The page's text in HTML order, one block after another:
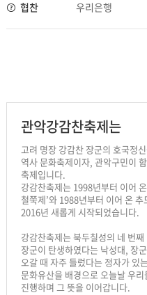
협찬
우리은행
관악강감찬축제는
고려 명장 강감찬 장군의 호국정
역사 문화축제이자, 관악구민이
축제입니다.
강감찬축제는 1998년부터 이어
철쭉제’와 1988년부터 이어 온
2016년 새롭게 시작되었습니다.
강감찬축제는 북두칠성의 네 번
장군이 탄생하였다는 낙성대, 장
오갈 때 자주 들렀다는 정자가 있
문화유산을 배경으로 오늘날 우
진행하며 그 뜻을 이어갑니다.